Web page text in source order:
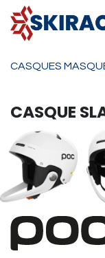
Se rendre au
CASQUES
CASQUE